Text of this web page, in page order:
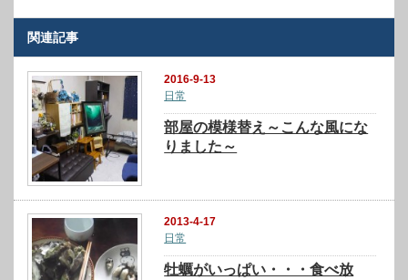
関連記事
2016-9-13
日常
部屋の模様替え～こんな風にな
りました～
2013-4-17
日常
牡蠣がいっぱい・・・食べ放